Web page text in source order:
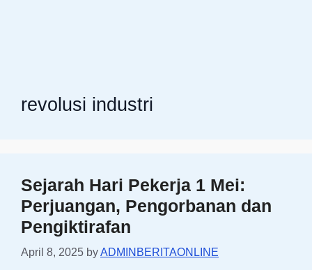
revolusi industri
Sejarah Hari Pekerja 1 Mei:
Perjuangan, Pengorbanan dan
Pengiktirafan
April 8, 2025 byADMINBERITAONLINE